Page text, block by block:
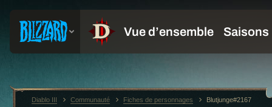
Diablo III Communauté Fiches de personnages Blutjunge#2167